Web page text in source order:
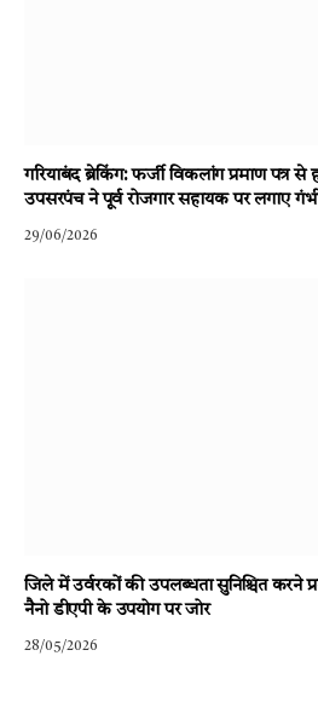
गरियाबंद ब्रेकिंग: फर्जी विकलांग प्रमाण पत्र से
उपसरपंच ने पूर्व रोजगार सहायक पर लगाए
29/06/2026
जिले में उर्वरकों की उपलब्धता सुनिश्चित करने
नैनो डीएपी के उपयोग पर जोर
28/05/2026